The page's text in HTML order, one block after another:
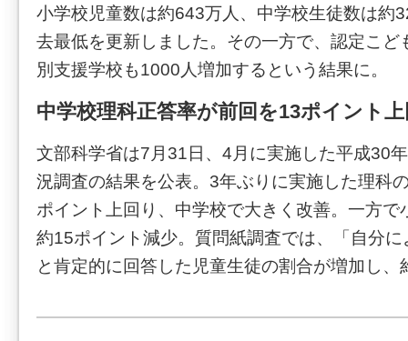
小学校児童数は約643万人、中学校生徒数は約
去最低を更新しました。その一方で、認定こ
別支援学校も1000人増加するという結果に。
中学校理科正答率が前回を13ポイント
文部科学省は7月31日、4月に実施した平成30
況調査の結果を公表。3年ぶりに実施した理科
ポイント上回り、中学校で大きく改善。一方で
約15ポイント減少。質問紙調査では、「自分
と肯定的に回答した児童生徒の割合が増加し、